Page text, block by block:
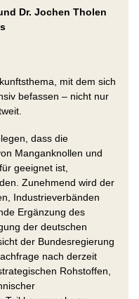
Dr. Jochen Tholen
mit dem sich
befassen – nicht nur
dass die
Manganknollen und
geeignet ist,
Zunehmend wird der
Industrieverbänden
Ergänzung des
der deutschen
der Bundesregierung
nach derzeit
Rohstoffen,